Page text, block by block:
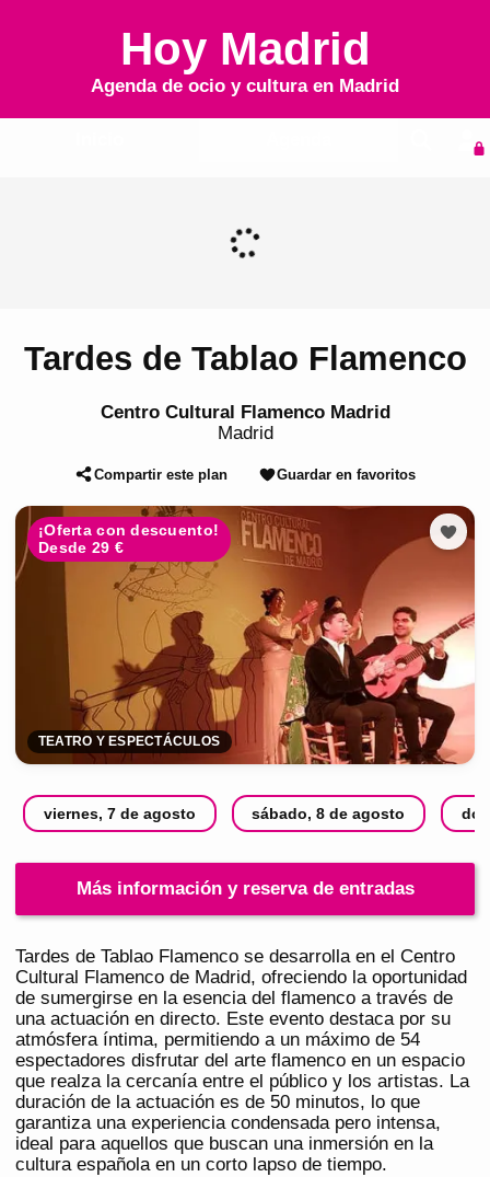
Hoy Madrid
Agenda de ocio y cultura en Madrid
Tardes de Tablao Flamenco
Centro Cultural Flamenco Madrid
Madrid
Compartir este plan Guardar en favoritos
¡Oferta con descuento!
Desde 29 €
TEATRO Y ESPECTÁCULOS
viernes, 7 de agosto sábado, 8 de agosto
Más información y reserva de entradas
Tardes de Tablao Flamenco se desarrolla en el Centro
Cultural Flamenco de Madrid, ofreciendo la oportunidad
de sumergirse en la esencia del flamenco a través de
una actuación en directo. Este evento destaca por su
atmósfera íntima, permitiendo a un máximo de 54
espectadores disfrutar del arte flamenco en un espacio
que realza la cercanía entre el público y los artistas. La
duración de la actuación es de 50 minutos, lo que
garantiza una experiencia condensada pero intensa,
ideal para aquellos que buscan una inmersión en la
cultura española en un corto lapso de tiempo.